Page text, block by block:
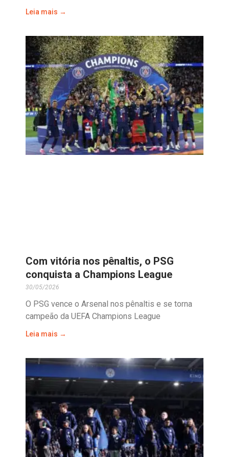
Leia mais →
Com vitória nos pênaltis, o PSG
conquista a Champions League
30/05/2026
O PSG vence o Arsenal nos pênaltis e se torna
campeão da UEFA Champions League
Leia mais →